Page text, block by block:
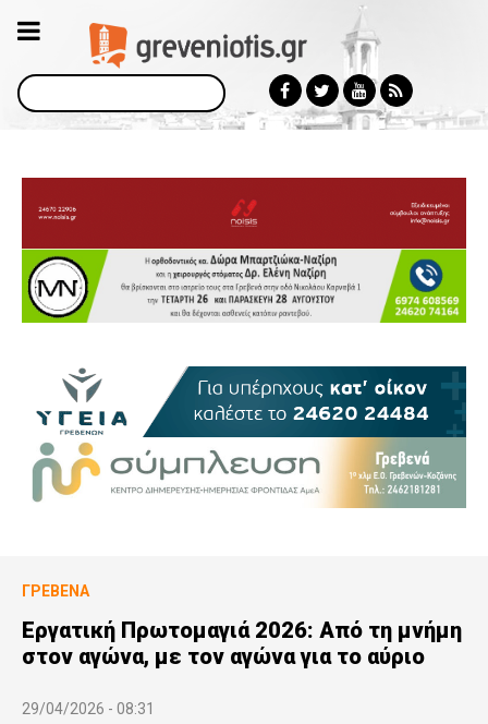
Αναζήτηση
ΓΡΕΒΕΝΆ
Εργατική Πρωτομαγιά 2026: Από τη μνήμη
στον αγώνα, με τον αγώνα για το αύριο
29/04/2026 - 08:31